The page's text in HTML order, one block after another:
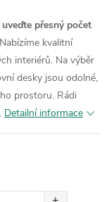
přesný počet
Nabízíme kvalitní
interiérů. Na výběr
desky jsou odolné,
prostoru. Rádi
Detailní informace